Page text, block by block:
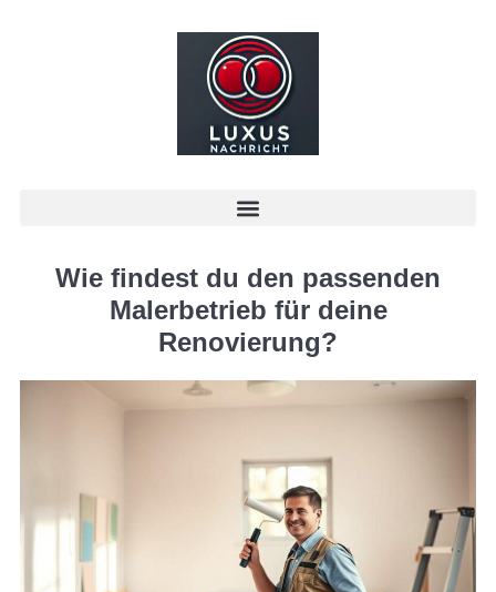
Wie findest du den passenden
Malerbetrieb für deine
Renovierung?